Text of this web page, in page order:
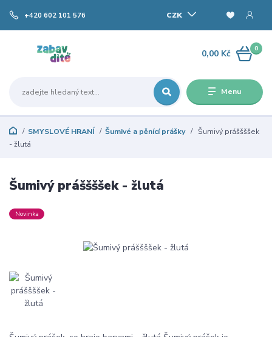
Menu
CZK
+420 602 101 576
0
0,00 Kč
SMYSLOVÉ HRANÍ Šumivé a pěnící prášky
Šumivý práššššek
- žlutá
Šumivý práššššek - žlutá
Novinka